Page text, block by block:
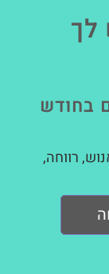
לך
בחודש
רווחה,